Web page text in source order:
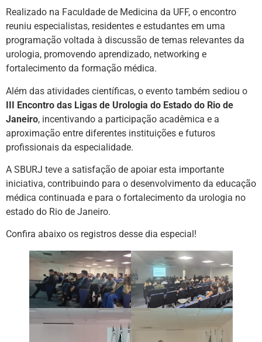
Realizado na Faculdade de Medicina da UFF, o encontro
reuniu especialistas, residentes e estudantes em uma
programação voltada à discussão de temas relevantes da
urologia, promovendo aprendizado, networking e
fortalecimento da formação médica.
Além das atividades científicas, o evento também sediou o
III Encontro das Ligas de Urologia do Estado do Rio de
Janeiro, incentivando a participação acadêmica e a
aproximação entre diferentes instituições e futuros
profissionais da especialidade.
A SBURJ teve a satisfação de apoiar esta importante
iniciativa, contribuindo para o desenvolvimento da educação
médica continuada e para o fortalecimento da urologia no
estado do Rio de Janeiro.
Confira abaixo os registros desse dia especial!